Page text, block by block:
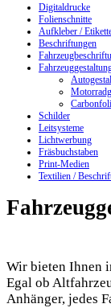
Digitaldrucke
Folienschnitte
Aufkleber /
Beschriftungen
Schilder
Leitsysteme
Lichtwerbung
Fräsbuchstaben
Print-Medien
Textilien /
Wir bieten Ihnen
Egal ob
Anhänger, jedes